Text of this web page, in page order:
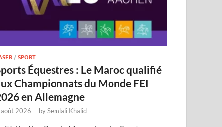
/SPORT
Équestres : Le Maroc qualifié
Championnats du Monde FEI
en Allemagne
2026 - bySemlali Khalid